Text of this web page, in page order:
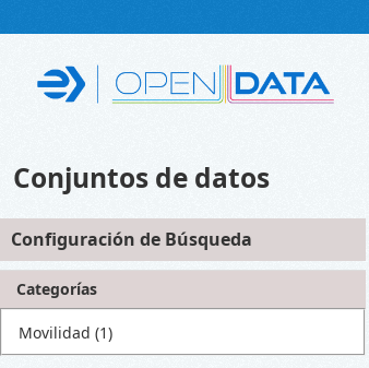
Conjuntos de datos
Configuración de Búsqueda
Categorías
Movilidad (1)